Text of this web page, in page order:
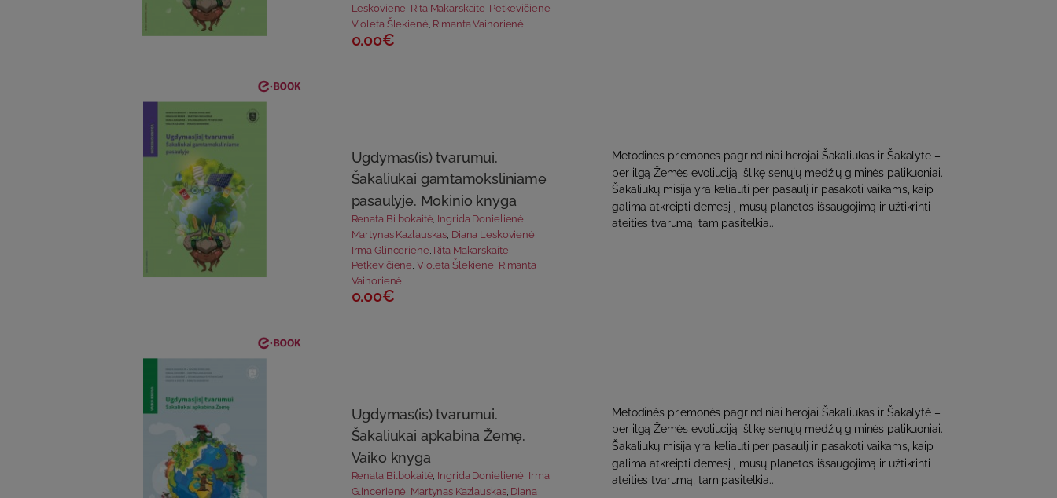
Leskovienė, Rita Makarskaitė-Petkevičienė,
Violeta Šlekienė, Rimanta Vainorienė
0.00€
Ugdymas(is) tvarumui.
Šakaliukai gamtamoksliniame
pasaulyje. Mokinio knyga
Renata Bilbokaitė, Ingrida Donielienė,
Martynas Kazlauskas, Diana Leskovienė,
Irma Glincerienė Rita Makarskaitė-
Petkevičienė, Violeta Šlekienė, Rimanta
Vainorienė
0.00€
Metodinės priemonės pagrindiniai herojai Šakaliukas ir Šakalytė –
per ilgą Žemės evoliuciją išlikę senųjų medžių giminės palikuoniai.
Šakaliukų misija yra keliauti per pasaulį ir pasakoti vaikams, kaip
galima atkreipti dėmesį į mūsų planetos išsaugojimą ir užtikrinti
ateities tvarumą, tam pasitelkia..
Ugdymas(is) tvarumui.
Šakaliukai apkabina Žemę.
Vaiko knyga
Renata Bilbokaitė, Ingrida Donielienė, Irma
Glincerienė Martynas Kazlauskas, Diana
Metodinės priemonės pagrindiniai herojai Šakaliukas ir Šakalytė –
per ilgą Žemės evoliuciją išlikę senųjų medžių giminės palikuoniai.
Šakaliukų misija yra keliauti per pasaulį ir pasakoti vaikams, kaip
galima atkreipti dėmesį į mūsų planetos išsaugojimą ir užtikrinti
ateities tvarumą, tam pasitelkia..